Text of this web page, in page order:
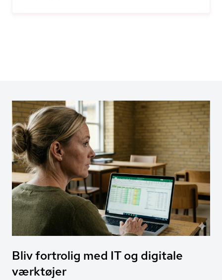
Bliv fortrolig med IT og digitale
værktøjer